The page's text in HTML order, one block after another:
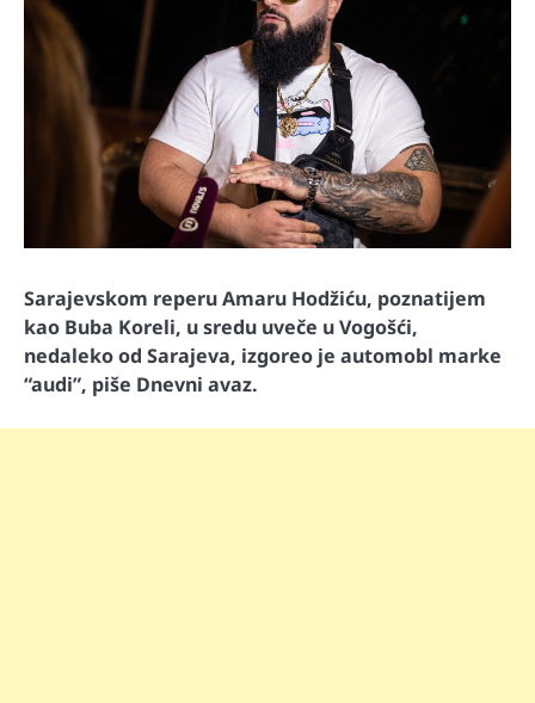
Sarajevskom reperu Amaru Hodžiću, poznatijem
kao Buba Koreli, u sredu uveče u Vogošći,
nedaleko od Sarajeva, izgoreo je automobl marke
“audi”, piše Dnevni avaz.